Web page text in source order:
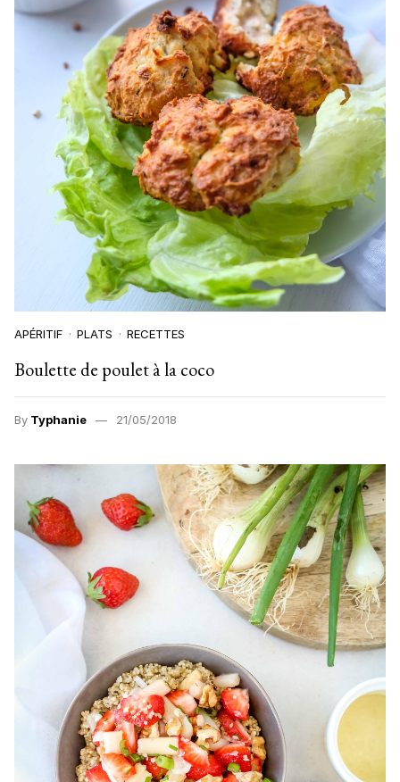
APÉRITIF PLATS RECETTES
Boulette de poulet à la coco
By Typhanie 21/05/2018